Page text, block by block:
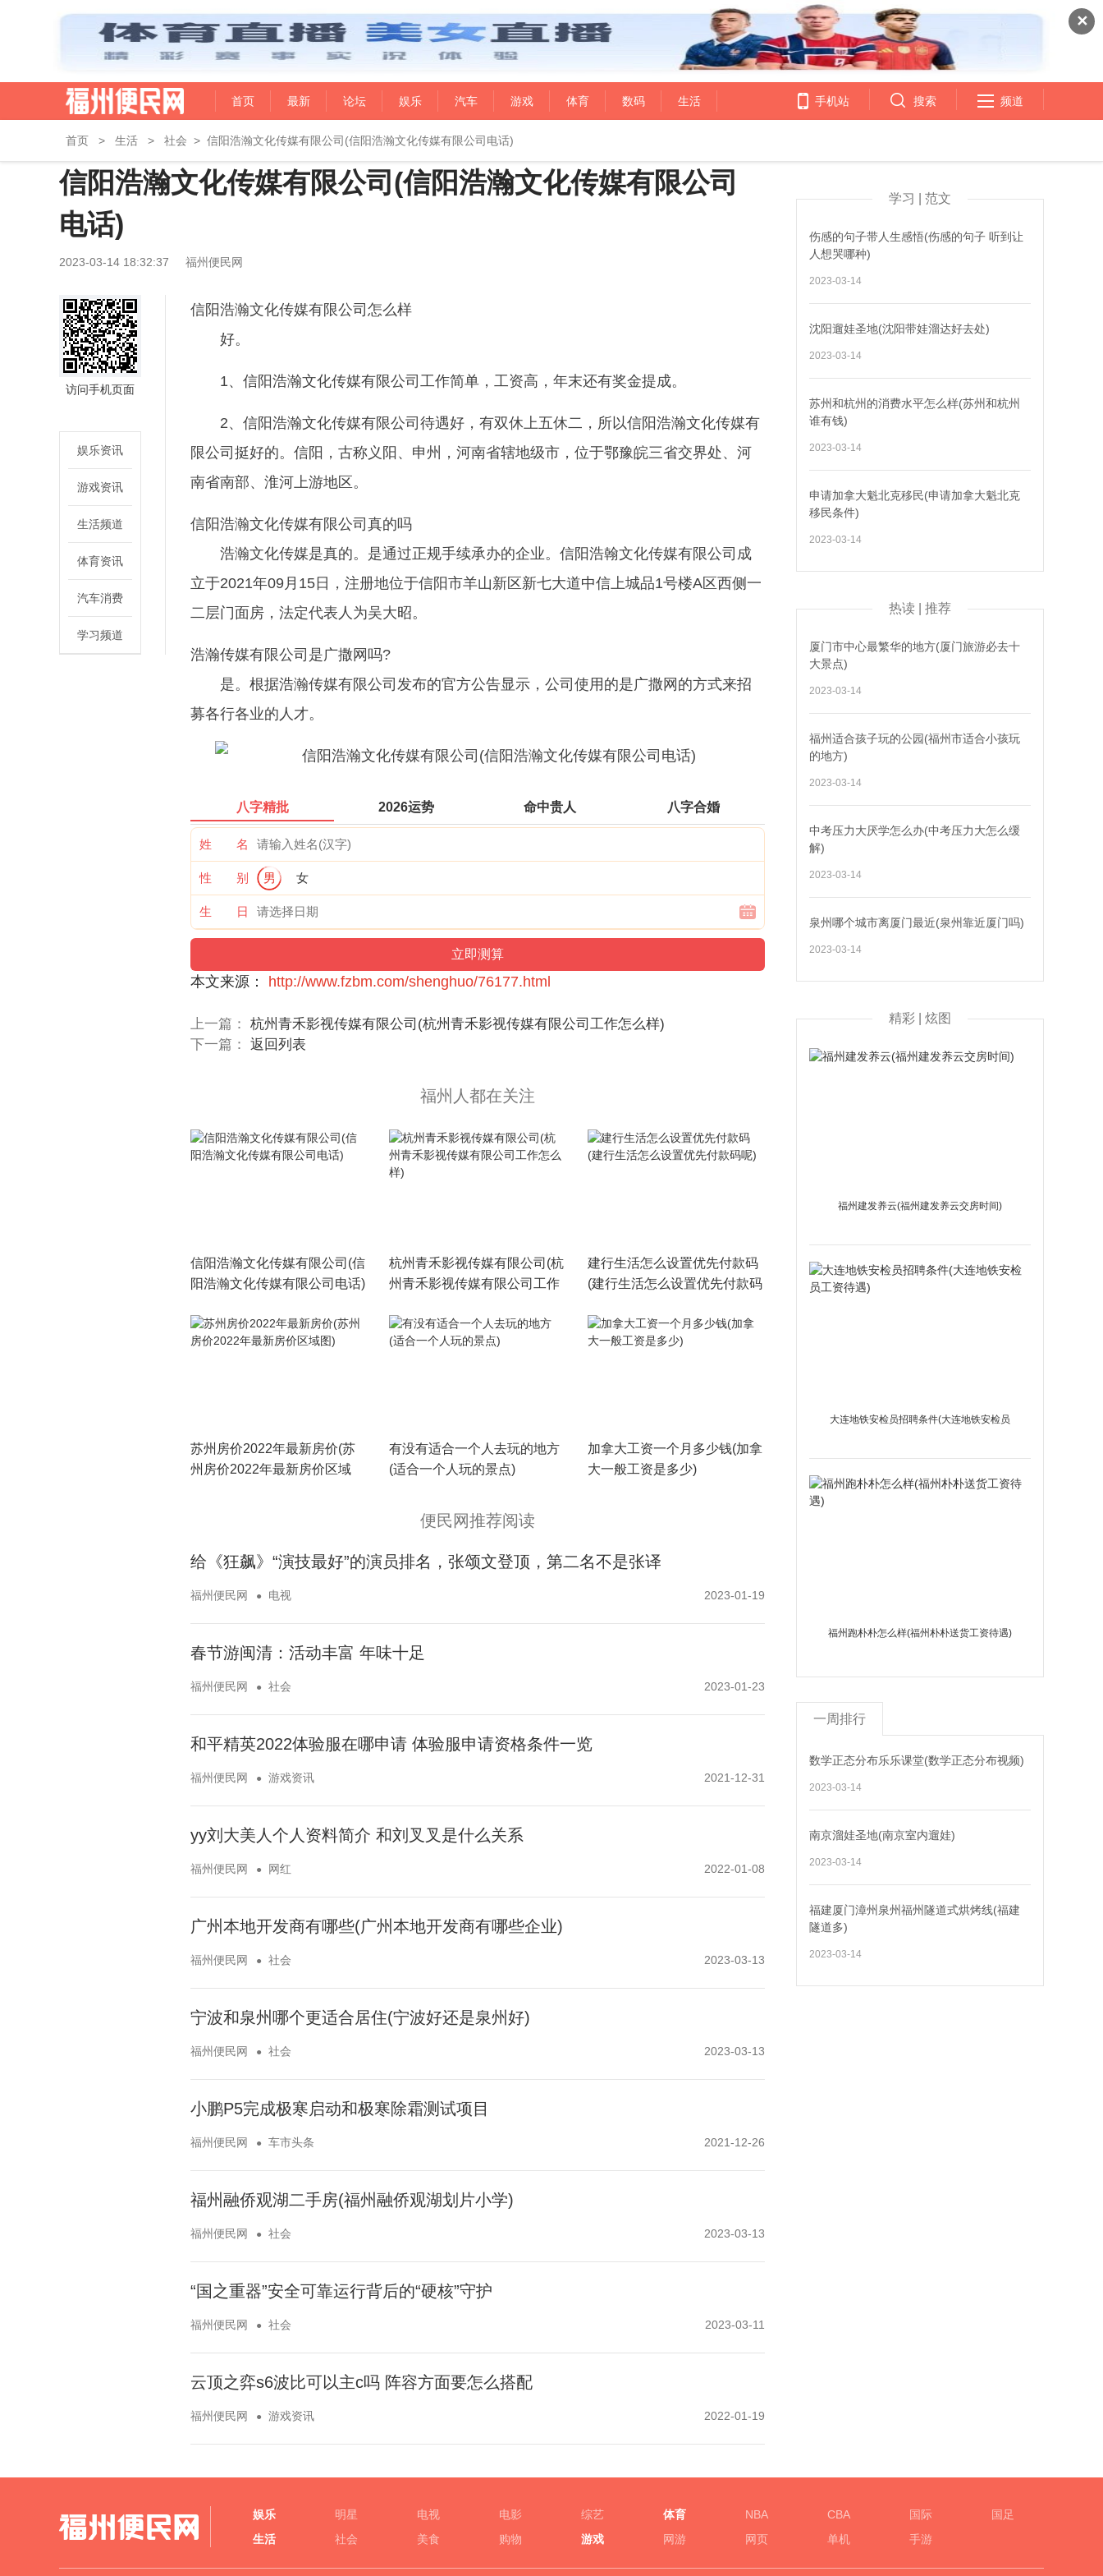
✕
首页 最新 论坛 娱乐 汽车 游戏 体育 数码 生活 手机站 搜索 频道
首页 > 生活 > 社会 > 信阳浩瀚文化传媒有限公司(信阳浩瀚文化传媒有限公司电话)
信阳浩瀚文化传媒有限公司(信阳浩瀚文化传媒有限公司
电话)
2023-03-14 18:32:37 福州便民网
访问手机页面
娱乐资讯
游戏资讯
生活频道
体育资讯
汽车消费
学习频道
信阳浩瀚文化传媒有限公司怎么样
好。
1、信阳浩瀚文化传媒有限公司工作简单，工资高，年末还有奖金提成。
2、信阳浩瀚文化传媒有限公司待遇好，有双休上五休二，所以信阳浩瀚文化传媒有
限公司挺好的。信阳，古称义阳、申州，河南省辖地级市，位于鄂豫皖三省交界处、河
南省南部、淮河上游地区。
信阳浩瀚文化传媒有限公司真的吗
浩瀚文化传媒是真的。是通过正规手续承办的企业。信阳浩翰文化传媒有限公司成
立于2021年09月15日，注册地位于信阳市羊山新区新七大道中信上城品1号楼A区西侧一
二层门面房，法定代表人为吴大昭。
浩瀚传媒有限公司是广撒网吗?
是。根据浩瀚传媒有限公司发布的官方公告显示，公司使用的是广撒网的方式来招
募各行各业的人才。
八字精批 2026运势 命中贵人 八字合婚
姓 名
性 别 男 女
生 日
本文来源： http://www.fzbm.com/shenghuo/76177.html
上一篇： 杭州青禾影视传媒有限公司(杭州青禾影视传媒有限公司工作怎么样)
下一篇： 返回列表
福州人都在关注
信阳浩瀚文化传媒有限公司(信
阳浩瀚文化传媒有限公司电话)
杭州青禾影视传媒有限公司(杭
州青禾影视传媒有限公司工作
建行生活怎么设置优先付款码
(建行生活怎么设置优先付款码
苏州房价2022年最新房价(苏
州房价2022年最新房价区域
有没有适合一个人去玩的地方
(适合一个人玩的景点)
加拿大工资一个月多少钱(加拿
大一般工资是多少)
便民网推荐阅读
给《狂飙》“演技最好”的演员排名，张颂文登顶，第二名不是张译
福州便民网 电视 2023-01-19
春节游闽清：活动丰富 年味十足
福州便民网 社会 2023-01-23
和平精英2022体验服在哪申请 体验服申请资格条件一览
福州便民网 游戏资讯 2021-12-31
yy刘大美人个人资料简介 和刘叉叉是什么关系
福州便民网 网红 2022-01-08
广州本地开发商有哪些(广州本地开发商有哪些企业)
福州便民网 社会 2023-03-13
宁波和泉州哪个更适合居住(宁波好还是泉州好)
福州便民网 社会 2023-03-13
小鹏P5完成极寒启动和极寒除霜测试项目
福州便民网 车市头条 2021-12-26
福州融侨观湖二手房(福州融侨观湖划片小学)
福州便民网 社会 2023-03-13
“国之重器”安全可靠运行背后的“硬核”守护
福州便民网 社会 2023-03-11
云顶之弈s6波比可以主c吗 阵容方面要怎么搭配
福州便民网 游戏资讯 2022-01-19
学习 | 范文
伤感的句子带人生感悟(伤感的句子 听到让
人想哭哪种)
2023-03-14
沈阳遛娃圣地(沈阳带娃溜达好去处)
2023-03-14
苏州和杭州的消费水平怎么样(苏州和杭州
谁有钱)
2023-03-14
申请加拿大魁北克移民(申请加拿大魁北克
移民条件)
2023-03-14
热读 | 推荐
厦门市中心最繁华的地方(厦门旅游必去十
大景点)
2023-03-14
福州适合孩子玩的公园(福州市适合小孩玩
的地方)
2023-03-14
中考压力大厌学怎么办(中考压力大怎么缓
解)
2023-03-14
泉州哪个城市离厦门最近(泉州靠近厦门吗)
2023-03-14
精彩 | 炫图
福州建发养云(福州建发养云交房时间)
大连地铁安检员招聘条件(大连地铁安检员
福州跑朴朴怎么样(福州朴朴送货工资待遇)
一周排行
数学正态分布乐乐课堂(数学正态分布视频)
2023-03-14
南京溜娃圣地(南京室内遛娃)
2023-03-14
福建厦门漳州泉州福州隧道式烘烤线(福建
隧道多)
2023-03-14
娱乐 明星 电视 电影 综艺 体育 NBA CBA 国际
国足
生活
社会 美食 购物 游戏 网游 网页 单机 手游